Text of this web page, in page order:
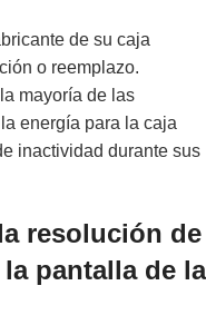
de su caja
o reemplazo.
mayoría de las
energía para la caja
inactividad durante sus
resolución de
pantalla de la